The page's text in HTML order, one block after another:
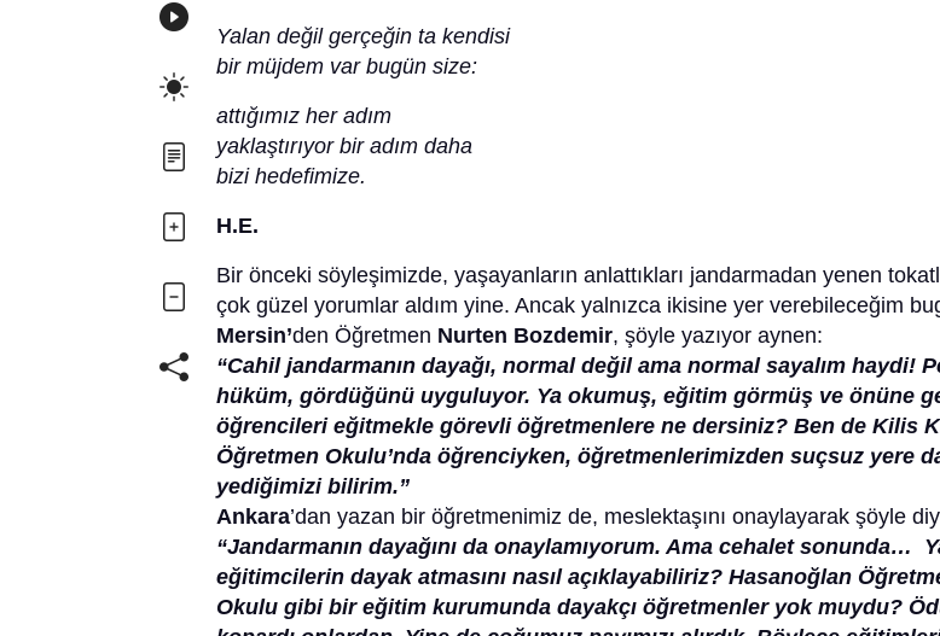
Yalan değil gerçeğin ta kendisi
bir müjdem var bugün size:
attığımız her adım
yaklaştırıyor bir adım daha
bizi hedefimize.
H.E.
Bir önceki söyleşimizde, yaşayanların anlattıkları jandarmadan yenen
çok güzel yorumlar aldım yine. Ancak yalnızca ikisine yer verebileceğim
Mersin’den Öğretmen Nurten Bozdemir, şöyle yazıyor aynen:
“Cahil jandarmanın dayağı, normal değil ama normal sayalım haydi!
hüküm, gördüğünü uyguluyor. Ya okumuş, eğitim görmüş ve önüne
öğrencileri eğitmekle görevli öğretmenlere ne dersiniz? Ben de Kilis
Öğretmen Okulu’nda öğrenciyken, öğretmenlerimizden suçsuz yere
yediğimizi bilirim.”
Ankara’dan yazan bir öğretmenimiz de, meslektaşını onaylayarak şöyle
“Jandarmanın dayağını da onaylamıyorum. Ama cehalet sonunda…
eğitimcilerin dayak atmasını nasıl açıklayabiliriz? Hasanoğlan
Okulu gibi bir eğitim kurumunda dayakçı öğretmenler yok muydu?